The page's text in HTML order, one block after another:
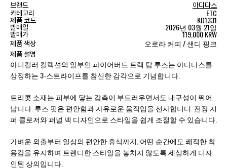
브랜드
아디다스
카테고리
ETC
제품 코드 KD1331
발매일 2026년 03월 21일
발매가 119,000 KRW
제품 색상 오로라 커피 / 샌디 핑크
제품 설명
아디컬러 컬렉션의 일부인 파이어버드 트랙 탑 루즈는 아디다스를
상징하는 3-스트라이프를 참신한 감각으로 기념합니다.
트리콧 소재는 피부에 닿는 감촉이 부드러우면서도 내구성이 뛰어
납니다. 루즈 핏은 편안함과 자유로운 움직임을 선사합니다. 전장 지
퍼 클로저와 퍼널 넥 디자인으로 스타일을 쉽게 조절할 수 있습니다.
가벼운 외출부터 일상의 편안한 휴식까지, 어떤 순간에도 쾌적한 착
용감을 유지하며 트렌디한 스타일을 놓치지 않도록 세심하게 디자
인된 상의입니다.